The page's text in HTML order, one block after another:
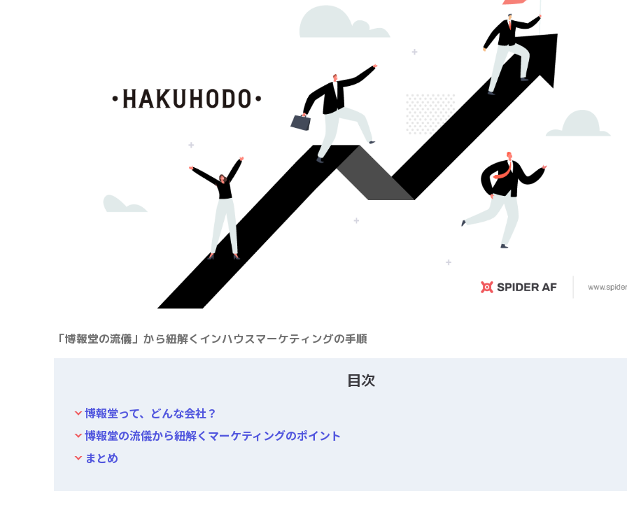
「博報堂の流儀」から紐解くインハウスマーケティングの手順
目次
博報堂って、どんな会社？
博報堂の流儀から紐解くマーケティングのポイント
まとめ